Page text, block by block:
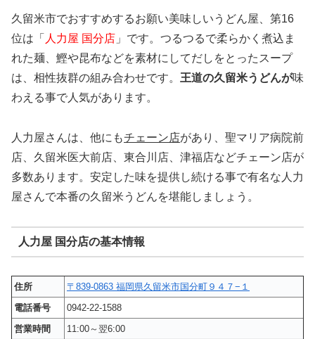
久留米市でおすすめするお願い美味しいうどん屋、第16
位は「 人力屋 国分店 」です。つるつるで柔らかく煮込ま
れた麺、鰹や昆布などを素材にしてだしをとったスープ
は、相性抜群の組み合わせです。 王道の久留米うどんが味
わえる事で人気があります。
人力屋さんは、他にもチェーン店があり、聖マリア病院前
店、久留米医大前店、東合川店、津福店などチェーン店が
多数あります。安定した味を提供し続ける事で有名な人力
屋さんで本番の久留米うどんを堪能しましょう。
人力屋 国分店の基本情報
住所
〒839-0863 福岡県久留米市国分町９４７−１
電話番号
0942-22-1588
営業時間
11:00～翌6:00